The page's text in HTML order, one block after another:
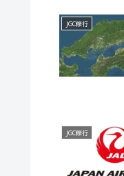
JGC修行
JGC修行